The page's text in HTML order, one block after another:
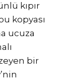
kıpır
kopyası
ucuza
bir